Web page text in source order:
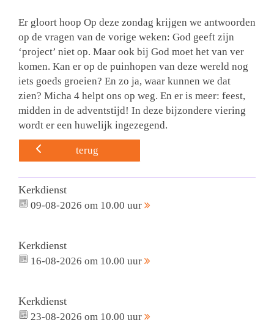
Er gloort hoop Op deze zondag krijgen we antwoorden
op de vragen van de vorige weken: God geeft zijn
‘project’ niet op. Maar ook bij God moet het van ver
komen. Kan er op de puinhopen van deze wereld nog
iets goeds groeien? En zo ja, waar kunnen we dat
zien? Micha 4 helpt ons op weg. En er is meer: feest,
midden in de adventstijd! In deze bijzondere viering
wordt er een huwelijk ingezegend.
terug
Kerkdienst
09-08-2026 om 10.00 uur
Kerkdienst
16-08-2026 om 10.00 uur
Kerkdienst
23-08-2026 om 10.00 uur